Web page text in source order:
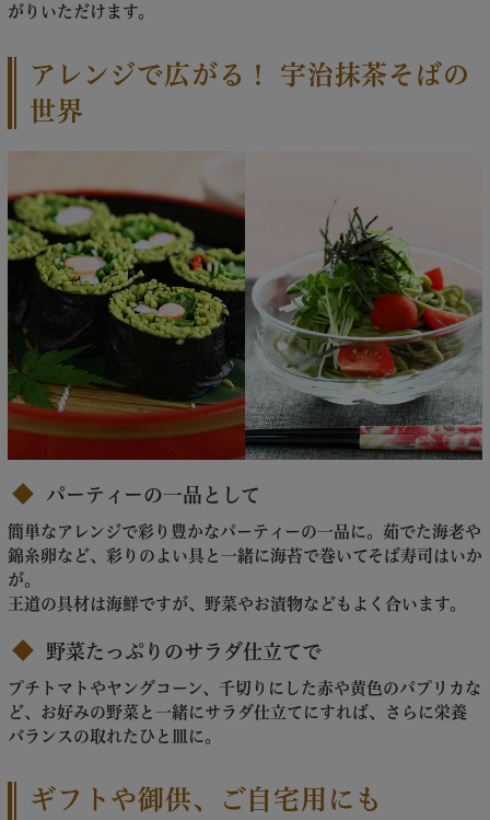
がりいただけます。
アレンジで広がる！ 宇治抹茶そばの
世界
パーティーの一品として
簡単なアレンジで彩り豊かなパーティーの一品に。茹でた海老や
錦糸卵など、彩りのよい具と一緒に海苔で巻いてそば寿司はいか
が。
王道の具材は海鮮ですが、野菜やお漬物などもよく合います。
野菜たっぷりのサラダ仕立てで
プチトマトやヤングコーン、千切りにした赤や黄色のパプリカな
ど、お好みの野菜と一緒にサラダ仕立てにすれば、さらに栄養
バランスの取れたひと皿に。
ギフトや御供、ご自宅用にも